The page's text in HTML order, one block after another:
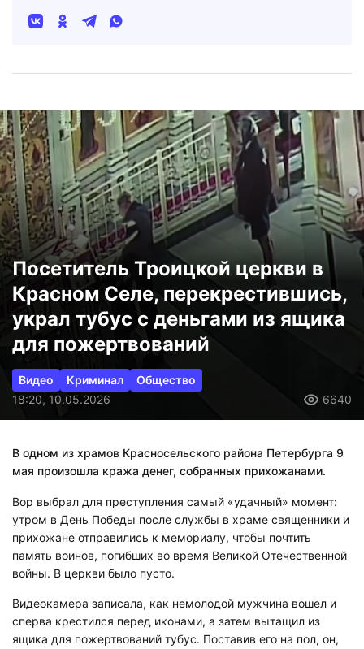
Посетитель Троицкой церкви в
Красном Селе, перекрестившись,
украл тубус с деньгами из ящика
для пожертвований
Видео Криминал
Общество
18:20, 10.05.2026
6640
В одном из храмов Красносельского района Петербурга 9
мая произошла кража денег, собранных прихожанами.
Вор выбрал для преступления самый «удачный» момент:
утром в День Победы после службы в храме священники и
прихожане отправились к мемориалу, чтобы почтить
память воинов, погибших во время Великой Отечественной
войны. В церкви было пусто.
Видеокамера записала, как немолодой мужчина вошел и
сперва крестился перед иконами, а затем вытащил из
ящика для пожертвований тубус. Поставив его на пол, он,